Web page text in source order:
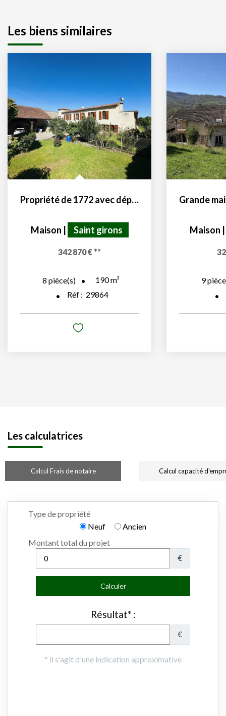
Les biens similaires
Propriété de 1772 avec dépendances et terres 09200
Maison Saint girons
342 870 € **
8 pièce(s) 190m²
Réf : 29864
Maison
9
Les calculatrices
Calcul Frais de notaire Calcul capacité